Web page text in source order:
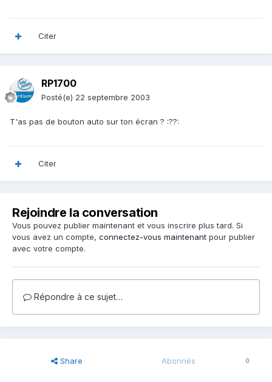
Citer
RP1700
Posté(e) 22 septembre 2003
T'as pas de bouton auto sur ton écran ? :??:
Citer
Rejoindre la conversation
Vous pouvez publier maintenant et vous inscrire plus tard. Si
vous avez un compte, connectez-vous maintenant pour publier
avec votre compte.
Répondre à ce sujet…
Share Abonnés 0